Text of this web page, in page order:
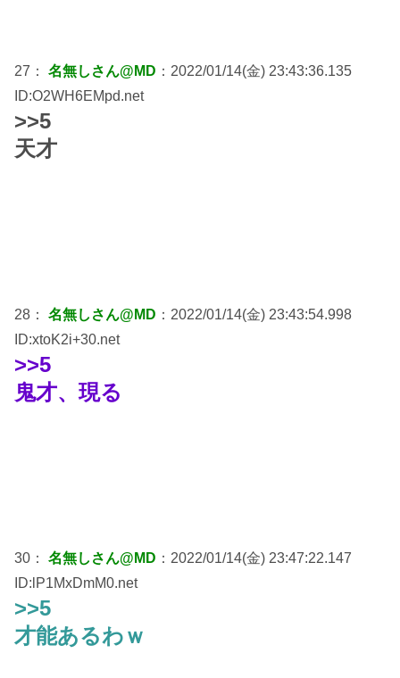
27： 名無しさん@MD ：2022/01/14(金) 23:43:36.135
ID:O2WH6EMpd.net
>>5
天才
28： 名無しさん@MD ：2022/01/14(金) 23:43:54.998
ID:xtoK2i+30.net
>>5
鬼才、現る
30： 名無しさん@MD ：2022/01/14(金) 23:47:22.147
ID:lP1MxDmM0.net
>>5
才能あるわｗ